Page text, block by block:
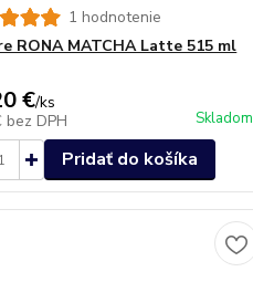
1 hodnotenie
RONA MATCHA Latte 515 ml
€/ks
bez DPH Skladom
Pridať do košíka